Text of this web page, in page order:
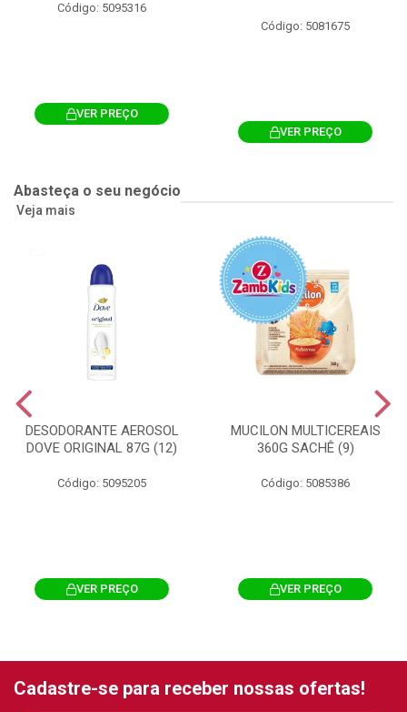
Código: 5095316
VER PREÇO
Código: 5081675
VER PREÇO
Abasteça o seu negócio
Veja mais
DESODORANTE AEROSOL
DOVE ORIGINAL 87G (12)
Código: 5095205
VER PREÇO
MUCILON MULTICEREAIS
360G SACHÊ (9)
Código: 5085386
VER PREÇO
Cadastre-se para receber nossas ofertas!